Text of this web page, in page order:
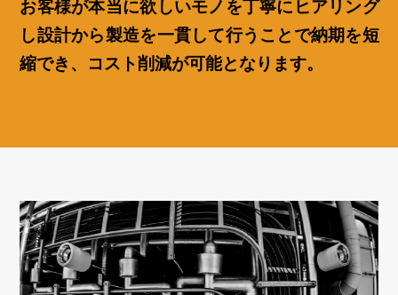
お客様が本当に欲しいモノを丁寧にヒアリング
し設計から製造を一貫して行うことで納期を短
縮でき、コスト削減が可能となります。